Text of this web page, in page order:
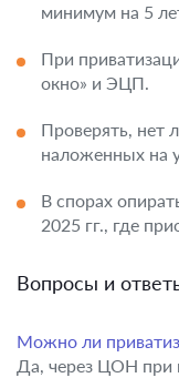
минимум на 5
При
окно» и ЭЦП.
Проверять, нет
наложенных на
В спорах
2025 гг., где
Вопросы и
Можно ли
Да, через ЦОН при